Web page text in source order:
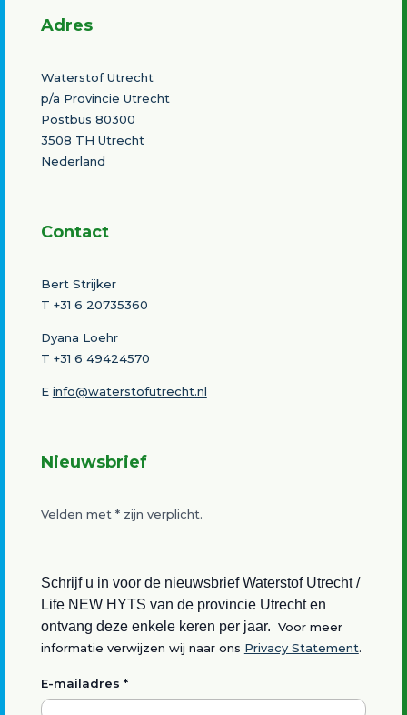
Adres
Waterstof Utrecht
p/a Provincie Utrecht
Postbus 80300
3508 TH Utrecht
Nederland
Contact
Bert Strijker
T +31 6 20735360
Dyana Loehr
T +31 6 49424570
E info@waterstofutrecht.nl
Nieuwsbrief
Velden met *zijn verplicht.
Schrijf u in voor de nieuwsbrief Waterstof Utrecht /
Life NEW HYTS van de provincie Utrecht en
ontvang deze enkele keren per jaar. Voor meer
informatie verwijzen wij naar ons Privacy Statement.
E-mailadres *